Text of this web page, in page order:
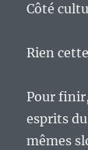
Côté
Rien
Pour
esprits
mêmes